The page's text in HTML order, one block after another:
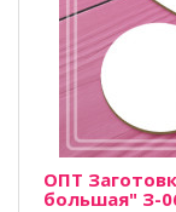
ОПТ
большая" З-